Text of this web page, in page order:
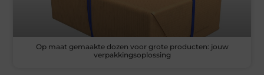
Op maat gemaakte dozen voor grote producten: jouw
verpakkingsoplossing